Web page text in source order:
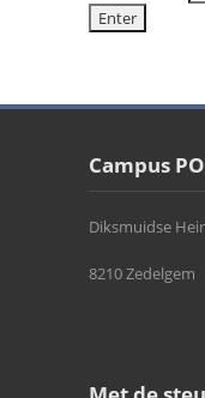
Campus
Diksmuidse
8210 Zedelgem